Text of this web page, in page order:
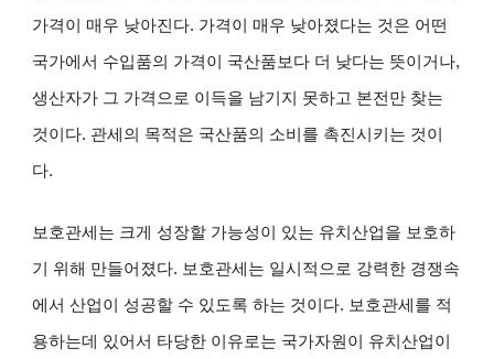
가격이 매우 낮아진다. 가격이 매우 낮아졌다는 것은 어떤
국가에서 수입품의 가격이 국산품보다 더 낮다는 뜻이거나,
생산자가 그 가격으로 이득을 남기지 못하고 본전만 찾는
것이다. 관세의 목적은 국산품의 소비를 촉진시키는 것이
다.
보호관세는 크게 성장할 가능성이 있는 유치산업을 보호하
기 위해 만들어졌다. 보호관세는 일시적으로 강력한 경쟁속
에서 산업이 성공할 수 있도록 하는 것이다. 보호관세를 적
용하는데 있어서 타당한 이유로는 국가자원이 유치산업이